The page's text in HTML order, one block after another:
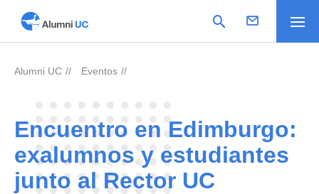
Alumni UC Eventos
Encuentro en Edimburgo:
exalumnos y estudiantes
junto al Rector UC